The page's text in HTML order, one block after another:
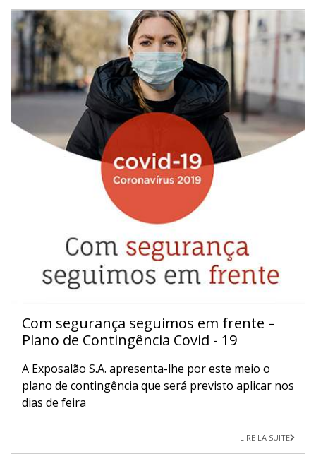
Com segurança seguimos em frente –
Plano de Contingência Covid - 19
A Exposalão S.A. apresenta-lhe por este meio o
plano de contingência que será previsto aplicar nos
dias de feira
LIRE LA SUITE